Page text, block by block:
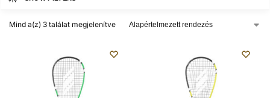
Mind a(z) 3 találat megjelenítve